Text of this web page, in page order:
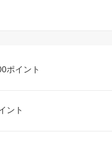
ポイント
ント